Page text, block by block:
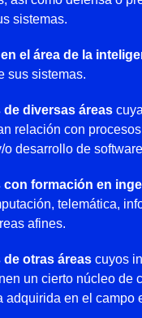
sistemas.
el área de la
sus sistemas.
de diversas áreas
relación con
o desarrollo de
con formación en
telemática,
afines.
de otras áreas cuyos
un cierto núcleo de
adquirida en el campo